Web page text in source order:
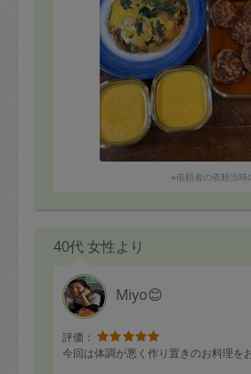
※依頼者の依頼当時
40代 女性より
Miyo😊
評価：
今回は体調が悪く作り置きのお料理を